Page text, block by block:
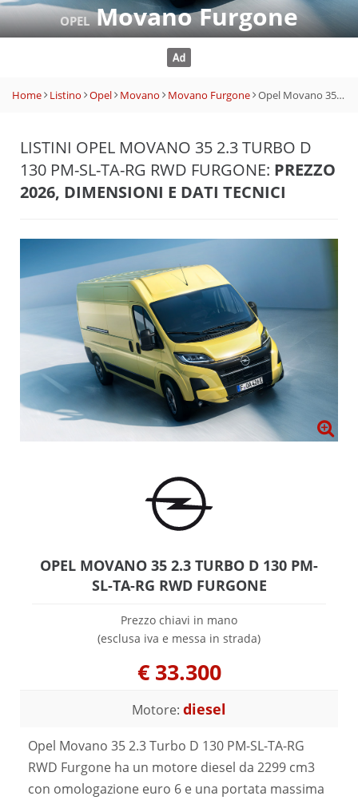
OPELMovano Furgone
Home Listino Opel Movano Movano Furgone Opel Movano 35 2.3 Turbo D 130 PM-SL-TA-RG RWD Furgone
LISTINI OPEL MOVANO 35 2.3 TURBO D
130 PM-SL-TA-RG RWD FURGONE: PREZZO
2026, DIMENSIONI E DATI TECNICI
OPEL MOVANO 35 2.3 TURBO D 130 PM-
SL-TA-RG RWD FURGONE
Prezzo chiavi in mano
(esclusa iva e messa in strada)
€ 33.300
Motore: diesel
Opel Movano 35 2.3 Turbo D 130 PM-SL-TA-RG
RWD Furgone ha un motore diesel da 2299 cm3
con omologazione euro 6 e una portata massima